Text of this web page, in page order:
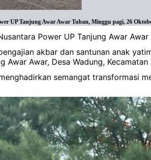
UP Tanjung Awar Awar Tuban, Minggu pagi, 26
Power UP Tanjung Awar
akbar dan santunan anak
Awar, Desa Wadung, Kecamatan
semangat transformasi